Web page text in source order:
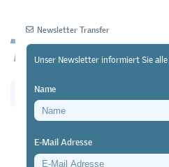
Newsletter Transfer
Unser Newsletter informiert Sie
Name
E-Mail Adresse